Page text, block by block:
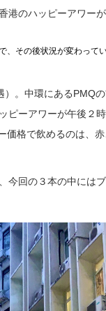
港のハッピーアワー
、その後状況が変わって
。中環にあるPMQ
ピーアワーが午後２
価格で飲めるのは、
今回の３本の中には